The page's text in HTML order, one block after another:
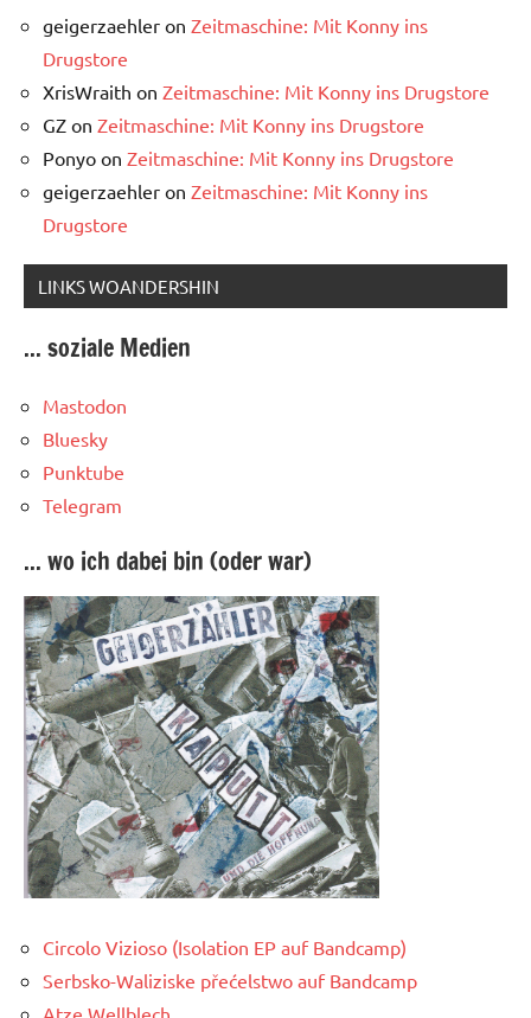
geigerzaehler on Zeitmaschine: Mit Konny ins
Drugstore
XrisWraith on Zeitmaschine: Mit Konny ins Drugstore
GZ on Zeitmaschine: Mit Konny ins Drugstore
Ponyo on Zeitmaschine: Mit Konny ins Drugstore
geigerzaehler on Zeitmaschine: Mit Konny ins
Drugstore
LINKS WOANDERSHIN
... soziale Medien
Mastodon
Bluesky
Punktube
Telegram
... wo ich dabei bin (oder war)
Circolo Vizioso (Isolation EP auf Bandcamp)
Serbsko-Waliziske přećelstwo auf Bandcamp
Atze Wellblech